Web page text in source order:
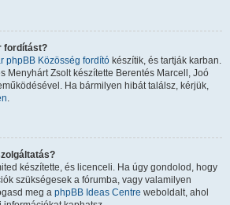
fordítást?
phpBB Közösség fordító készítik, és tartják karban.
Menyhárt Zsolt készítette Berentés Marcell, Joó
Ha bármilyen hibát találsz, kérjük,
.
készítette, és licenceli. Ha úgy gondolod, hogy
szükségesek a fórumba, vagy valamilyen
meg a phpBB Ideas Centre weboldalt, ahol